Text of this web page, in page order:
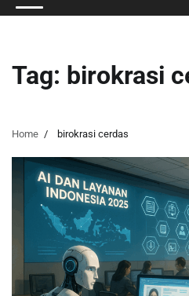
Tag: birokrasi
Home birokrasi cerdas